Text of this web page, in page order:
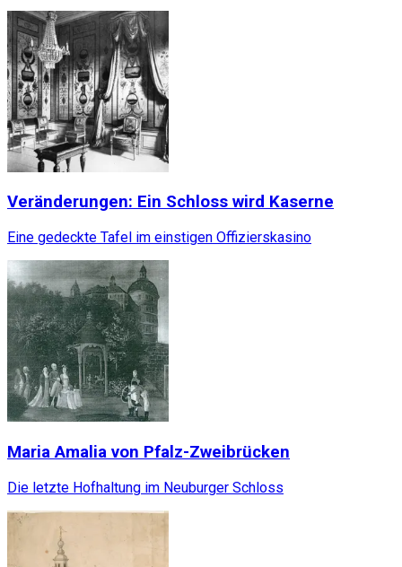
Veränderungen: Ein Schloss wird Kaserne
Eine gedeckte Tafel im einstigen Offizierskasino
Maria Amalia von Pfalz-Zweibrücken
Die letzte Hofhaltung im Neuburger Schloss